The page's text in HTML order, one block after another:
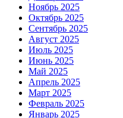
Ноябрь 2025
Октябрь 2025
Сентябрь 2025
Август 2025
Июль 2025
Июнь 2025
Май 2025
Апрель 2025
Март 2025
Февраль 2025
Январь 2025